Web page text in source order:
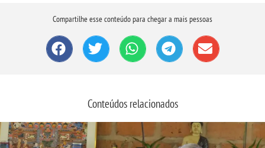
Compartilhe esse conteúdo para chegar a mais pessoas
Conteúdos relacionados